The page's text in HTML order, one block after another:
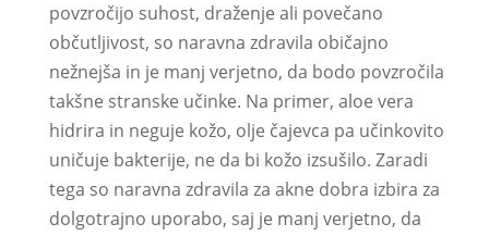
povzročijo suhost, draženje ali povečano
občutljivost, so naravna zdravila običajno
nežnejša in je manj verjetno, da bodo povzročila
takšne stranske učinke. Na primer, aloe vera
hidrira in neguje kožo, olje čajevca pa učinkovito
uničuje bakterije, ne da bi kožo izsušilo. Zaradi
tega so naravna zdravila za akne dobra izbira za
dolgotrajno uporabo, saj je manj verjetno, da